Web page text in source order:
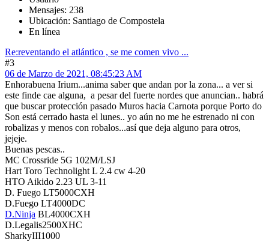
Mensajes: 238
Ubicación: Santiago de Compostela
En línea
Re:reventando el atlántico , se me comen vivo ...
#3
06 de Marzo de 2021, 08:45:23 AM
Enhorabuena Irium...anima saber que andan por la zona... a ver si
este finde cae alguna, a pesar del fuerte nordes que anuncian.. habrá
que buscar protección pasado Muros hacia Carnota porque Porto do
Son está cerrado hasta el lunes.. yo aún no me he estrenado ni con
robalizas y menos con robalos...así que deja alguno para otros,
jejeje.
Buenas pescas..
MC Crossride 5G 102M/LSJ
Hart Toro Technolight L 2.4 cw 4-20
HTO Aikido 2.23 UL 3-11
D. Fuego LT5000CXH
D.Fuego LT4000DC
D.Ninja BL4000CXH
D.Legalis2500XHC
SharkyIII1000